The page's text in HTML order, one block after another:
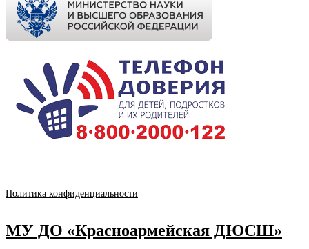
Политика конфиденциальности
МУ ДО «Красноармейская ДЮСШ»